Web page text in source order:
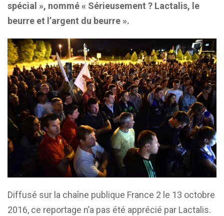
spécial », nommé « Sérieusement ? Lactalis, le
beurre et l’argent du beurre ».
Diffusé sur la chaîne publique France 2 le 13 octobre
2016, ce reportage n’a pas été apprécié par Lactalis.